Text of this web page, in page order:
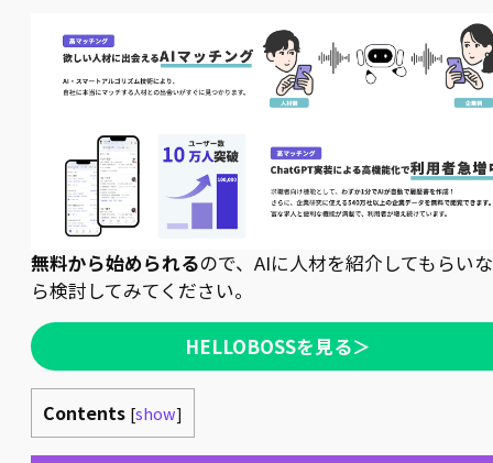
無料から始められるので、AIに人材を紹介してもらい
ら検討してみてください。
HELLOBOSSを見る＞
Contents [show]